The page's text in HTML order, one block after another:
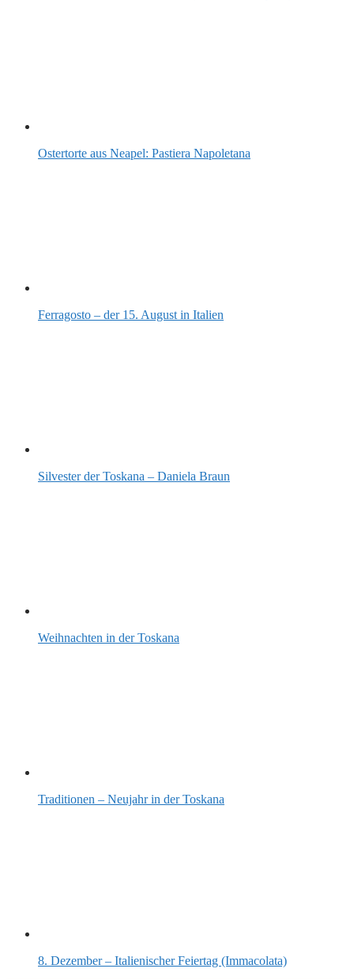
Ostertorte aus Neapel: Pastiera Napoletana
Ferragosto – der 15. August in Italien
Silvester der Toskana – Daniela Braun
Weihnachten in der Toskana
Traditionen – Neujahr in der Toskana
8. Dezember – Italienischer Feiertag (Immacolata)